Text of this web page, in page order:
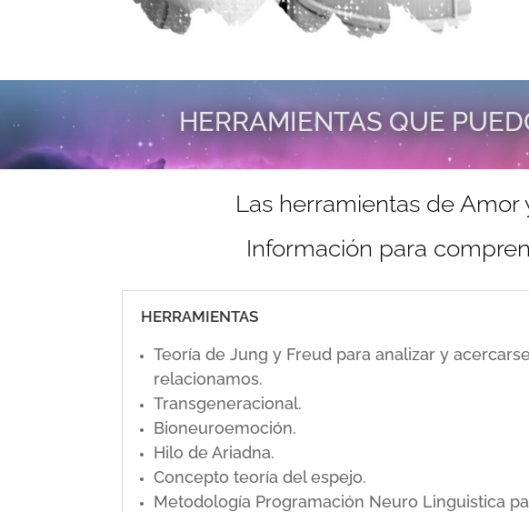
HERRAMIENTAS QUE
Las herramientas de
Información para
HERRAMIENTAS
Teoría de Jung y Freud para analizar y
relacionamos.
Transgeneracional.
Bioneuroemoción.
Hilo de Ariadna.
Concepto teoría del espejo.
Metodología Programación Neuro Linguistica